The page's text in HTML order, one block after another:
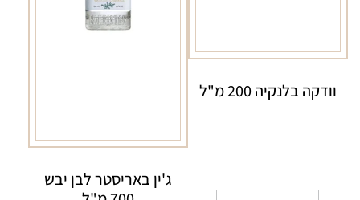
וודקה בלנקיה 200 מ"ל
ג'ין באריסטר לבן יבש